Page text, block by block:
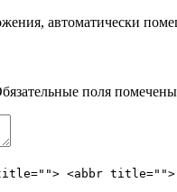
автоматически
поля помечены
<abbr title="">